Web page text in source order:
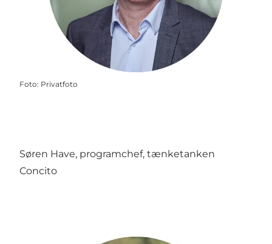
Foto: Privatfoto
Søren Have, programchef, tænketanken
Concito